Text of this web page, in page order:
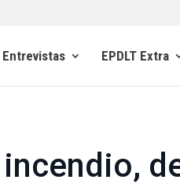
Entrevistas EPDLT Extra